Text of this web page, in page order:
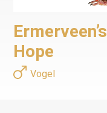
Ermerveen’s
Hope
Vogel